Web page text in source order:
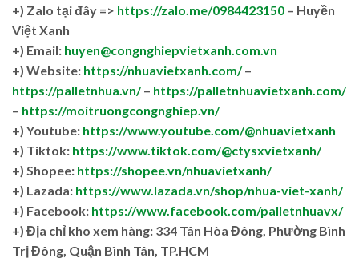
+) Zalo tại đây => https://zalo.me/0984423150 – Huyền
Việt Xanh
+) Email: huyen@congnghiepvietxanh.com.vn
+) Website: https://nhuavietxanh.com/–
https://palletnhua.vn/– https://palletnhuavietxanh.com/
– https://moitruongcongnghiep.vn/
+) Youtube: https://www.youtube.com/@nhuavietxanh
+) Tiktok: https://www.tiktok.com/@ctysxvietxanh/
+) Shopee: https://shopee.vn/nhuavietxanh/
+) Lazada: https://www.lazada.vn/shop/nhua-viet-xanh/
+) Facebook: https://www.facebook.com/palletnhuavx/
+) Địa chỉ kho xem hàng: 334 Tân Hòa Đông, Phường Bình
Trị Đông, Quận Bình Tân, TP.HCM